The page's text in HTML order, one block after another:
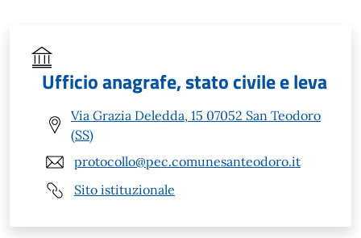
Ufficio anagrafe, stato civile e leva
Via Grazia Deledda, 15 07052 San Teodoro
(SS)
protocollo@pec.comunesanteodoro.it
Sito istituzionale